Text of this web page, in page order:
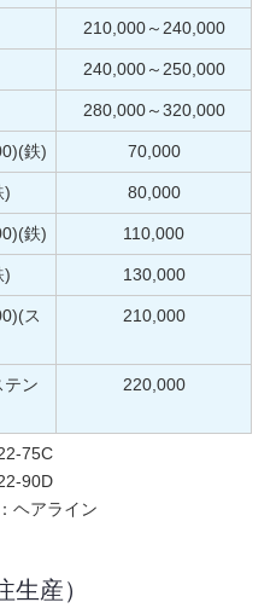
210,000～240,000
240,000～250,000
280,000～320,000
鉄) 70,000
) 80,000
鉄) 110,000
) 130,000
ス
210,000
テン
220,000
75C
90D
ヘアライン
産）